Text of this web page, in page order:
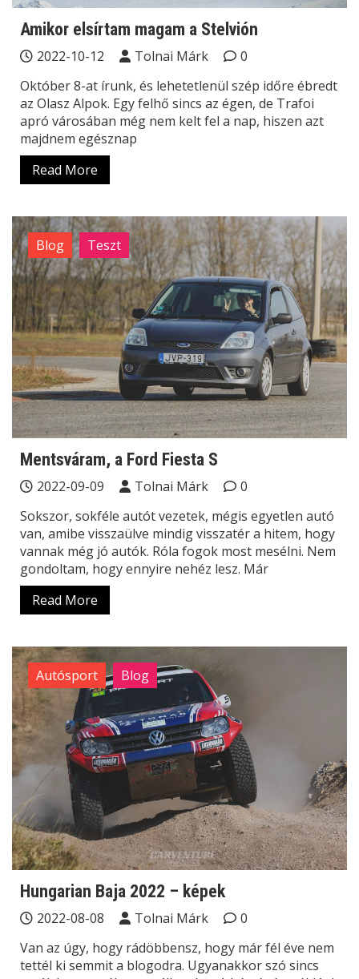
Amikor elsírtam magam a Stelvión
2022-10-12 Tolnai Márk
0
Október 8-at írunk, és lehetetlenül szép időre ébredt
az Olasz Alpok. Egy felhő sincs az égen, de Trafoi
apró városában még nem kelt fel a nap, hiszen azt
majdnem egésznap
Read More
Blog Teszt
Mentsváram, a Ford Fiesta S
2022-09-09 Tolnai Márk
0
Sokszor, sokféle autót vezetek, mégis egyetlen autó
van, amibe visszaülve mindig visszatér a hitem, hogy
vannak még jó autók. Róla fogok most mesélni. Nem
gondoltam, hogy ennyire nehéz lesz. Már
Read More
Autósport Blog
Hungarian Baja 2022 – képek
2022-08-08 Tolnai Márk
0
Van az úgy, hogy rádöbbensz, hogy már fél éve nem
tettél ki semmit a blogodra. Ugyanakkor szó sincs